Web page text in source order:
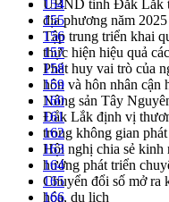
UBND tỉnh Đắk Lắk
địa phương năm 2025
Tập trung triển khai
thực hiện hiệu quả
Phát huy vai trò của
hôn và hôn nhân cận
Nông sản Tây
Đắk Lắk định vị
trong không gian
Hội nghị chia sẻ kinh
hướng phát triển
Chuyển đổi số mở ra
hóa, du lịch
154
155
156
157
158
159
160
161
162
163
164
165
166